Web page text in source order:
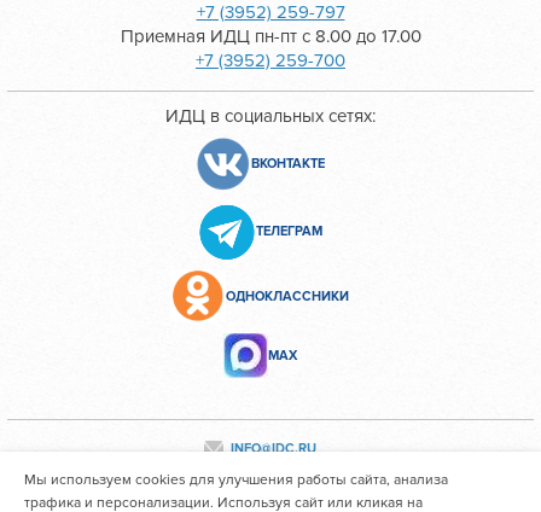
+7 (3952) 259-797
Приемная ИДЦ пн-пт с 8.00 до 17.00
+7 (3952) 259-700
ИДЦ в социальных сетях:
ВКОНТАКТЕ
ТЕЛЕГРАМ
ОДНОКЛАССНИКИ
МАХ
INFO@IDC.RU
Мы используем cookies для улучшения работы сайта, анализа
трафика и персонализации. Используя сайт или кликая на